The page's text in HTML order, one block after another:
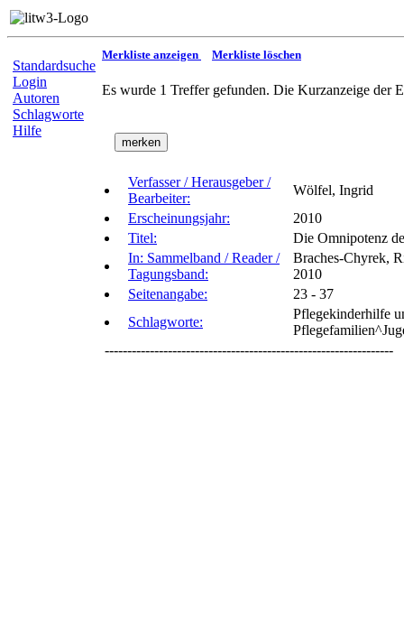
Standardsuche
Login
Autoren
Schlagworte
Hilfe
Merkliste anzeigen Merkliste löschen
Es wurde 1 Treffer gefunden. Die Kurzanzeige der
Verfasser / Herausgeber /
Bearbeiter:
Wölfel, Ingrid
Erscheinungsjahr:
2010
Titel:
Die Omnipotenz
In: Sammelband / Reader /
Tagungsband:
Braches-Chyrek,
2010
Seitenangabe:
23 - 37
Schlagworte:
Pflegekinderhilfe
----------------------------------------------------------------